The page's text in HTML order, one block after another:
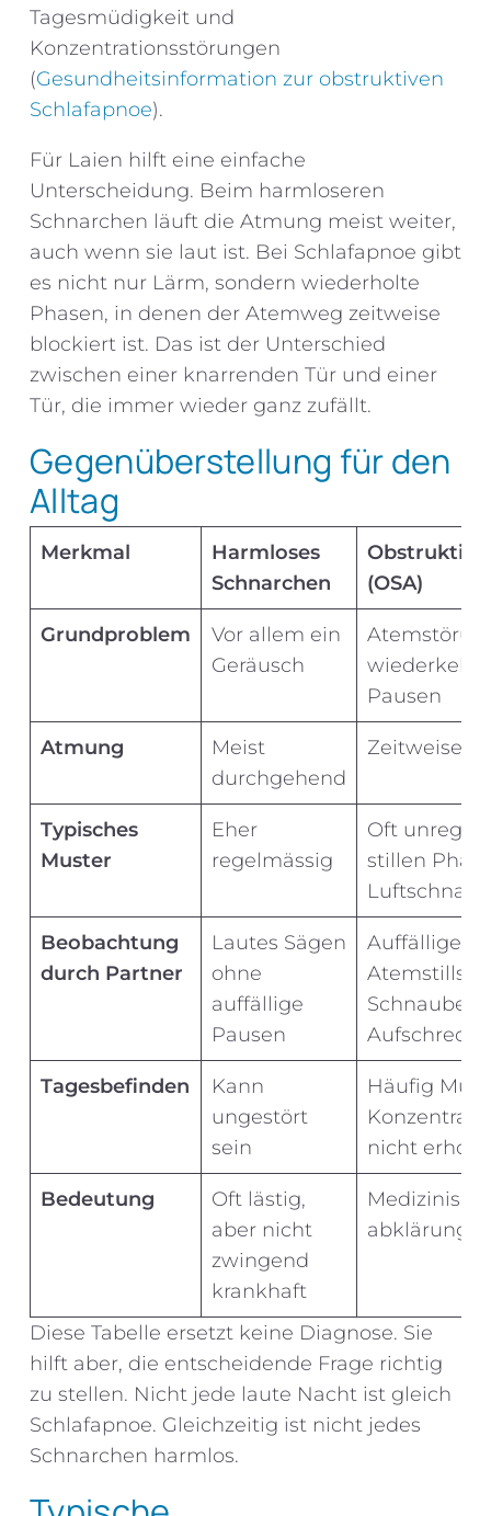
Tagesmüdigkeit und
Konzentrationsstörungen
(Gesundheitsinformation zur obstruktiven
Schlafapnoe).
Für Laien hilft eine einfache
Unterscheidung. Beim harmloseren
Schnarchen läuft die Atmung meist weiter,
auch wenn sie laut ist. Bei Schlafapnoe gibt
es nicht nur Lärm, sondern wiederholte
Phasen, in denen der Atemweg zeitweise
blockiert ist. Das ist der Unterschied
zwischen einer knarrenden Tür und einer
Tür, die immer wieder ganz zufällt.
Gegenüberstellung für den
Alltag
Merkmal
Harmloses
Schnarchen
Obstruktive
(OSA)
Grundproblem
Vor allem ein
Geräusch
Pausen
Atmung
Meist
durchgehend
Zeitweise
Typisches
Muster
Eher
regelmässig
Oft
stillen
Beobachtung
durch Partner
Lautes Sägen
ohne
auffällige
Pausen
Auffällige
Schnauben
Tagesbefinden
Kann
ungestört
sein
Häufig
nicht
Bedeutung
Oft lästig,
aber nicht
zwingend
krankhaft
Medizinisch
Diese Tabelle ersetzt keine Diagnose. Sie
hilft aber, die entscheidende Frage richtig
zu stellen. Nicht jede laute Nacht ist gleich
Schlafapnoe. Gleichzeitig ist nicht jedes
Schnarchen harmlos.